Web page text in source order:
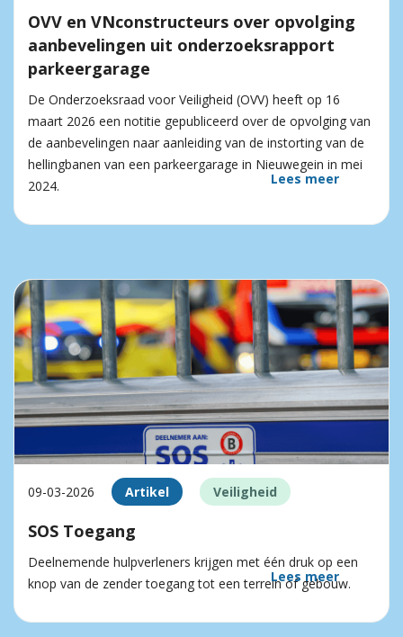
OVV en VNconstructeurs over opvolging
aanbevelingen uit onderzoeksrapport
parkeergarage
De Onderzoeksraad voor Veiligheid (OVV) heeft op 16
maart 2026 een notitie gepubliceerd over de opvolging van
de aanbevelingen naar aanleiding van de instorting van de
hellingbanen van een parkeergarage in Nieuwegein in mei
2024.
Lees meer
09-03-2026 Artikel Veiligheid
SOS Toegang
Deelnemende hulpverleners krijgen met één druk op een
knop van de zender toegang tot een terrein of gebouw.
Lees meer